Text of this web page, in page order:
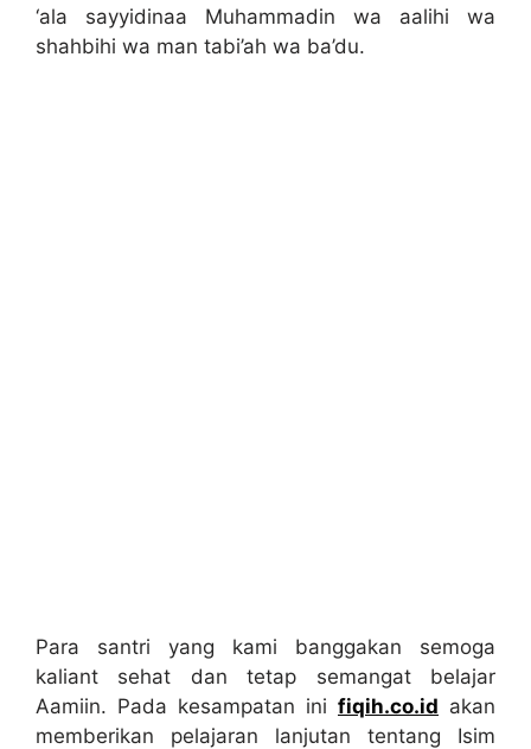
‘ala sayyidinaa Muhammadin wa aalihi wa
shahbihi wa man tabi’ah wa ba’du.
Para santri yang kami banggakan semoga
kaliant sehat dan tetap semangat belajar
Aamiin. Pada kesampatan ini fiqih.co.id akan
memberikan pelajaran lanjutan tentang Isim